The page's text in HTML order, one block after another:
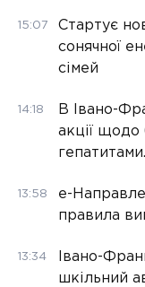
15:07
Стартує
сонячної
сімей
14:18
В Івано-
акції щодо
13:58
е-
правила
13:34
Івано-
шкільний